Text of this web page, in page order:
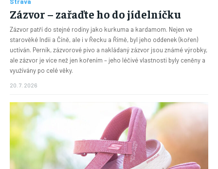
Zázvor – zařaďte ho do jídelníčku
Zázvor patří do stejné rodiny jako kurkuma a kardamom. Nejen ve
starověké Indii a Číně, ale i v Řecku a Římě, byl jeho oddenek (kořen)
uctíván. Perník, zázvorové pivo a nakládaný zázvor jsou známé výrobky,
ale zázvor je více než jen kořením – jeho léčivé vlastnosti byly ceněny a
využívány po celé věky.
20. 7. 2026